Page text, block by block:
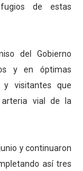
de estas
del Gobierno
y en óptimas
y visitantes que
vial de la
y continuaron
así tres